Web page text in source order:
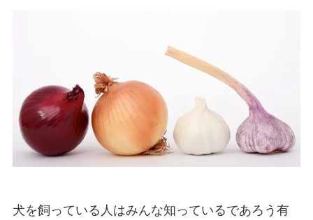
犬を飼っている人はみんな知っているであろう有